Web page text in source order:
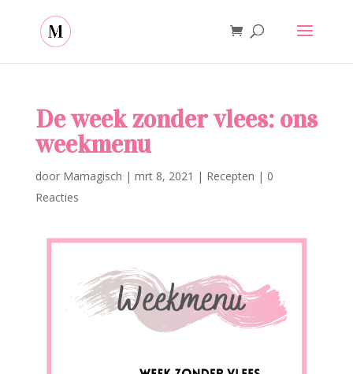
De week zonder vlees: ons
weekmenu
door Mamagisch | mrt 8, 2021 | Recepten | 0
Reacties